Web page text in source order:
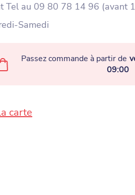
Tel au 09 80 78 14 96 (avant
Samedi
Passez commande à partir de
09:00
carte